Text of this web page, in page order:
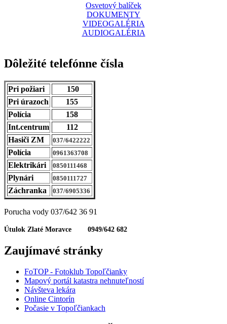
Osvetový balíček
DOKUMENTY
VIDEOGALÉRIA
AUDIOGALÉRIA
Dôležité telefónne čísla
Pri požiari
150
Pri úrazoch
155
Polícia
158
Int.centrum
112
Hasiči ZM
037/6422222
Polícia 0961363708
Elektrikári 0850111468
Plynári 0850111727
Záchranka 037/6905336
Porucha vody 037/642 36 91
Útulok Zlaté Moravce 0949/642 682
Zaujímavé stránky
FoTOP - Fotoklub Topoľčianky
Mapový portál katastra nehnuteľností
Návšteva lekára
Online Cintorín
Počasie v Topoľčiankach